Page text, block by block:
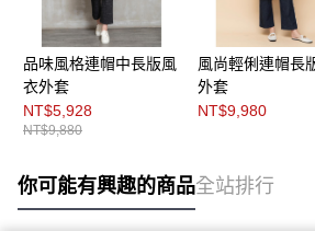
品味風格連帽中長版風
衣外套
NT$5,928
NT$9,880
風尚輕俐連帽長
外套
NT$9,980
你可能有興趣的商品全站排行